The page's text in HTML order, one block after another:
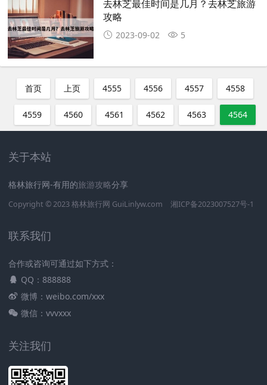
去林芝最佳时间是几月？去林芝旅游
攻略
2023-09-02 5
首页 上页 4555 4556 4557 4558
4559 4560 4561 4562 4563 4564
关于本站
格林旅行网-有用的旅游攻略分享
Copyright © 2023格林旅行网 GuiLinlyw.com 湘ICP备2023007527号-1
联系我们
合作或咨询可通过如下方式：
QQ：888888
微博：weibo.com/xxx
微信：vvvxxx
关注我们